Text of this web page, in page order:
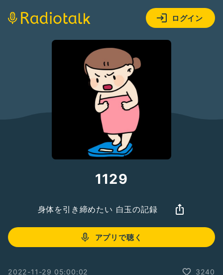
ログイン
1129
身体を引き締めたい 白玉の記録
アプリで聴く
2022-11-29 05:00:02 3240